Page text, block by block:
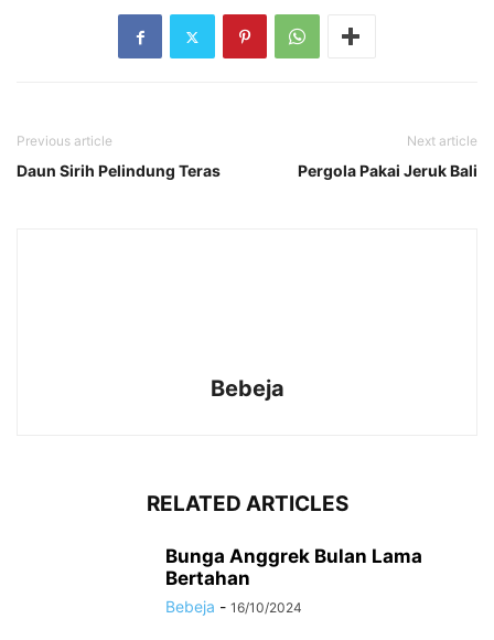
Previous article
Daun Sirih Pelindung Teras
Next article
Pergola Pakai Jeruk Bali
Bebeja
RELATED ARTICLES
Bunga Anggrek Bulan Lama
Bertahan
Bebeja - 16/10/2024